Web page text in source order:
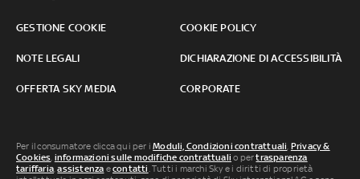
GESTIONE COOKIE COOKIE POLICY
NOTE LEGALI DICHIARAZIONE DI ACCESSIBILITÀ
OFFERTA SKY MEDIA CORPORATE
Per il consumatore clicca qui per iModuli, Condizioni contrattuali, Privacy &
Cookies, informazioni sulle modifiche contrattuali o pertrasparenza
tariffaria,assistenza econtatti. Tutti i marchi Sky e i diritti di proprietà